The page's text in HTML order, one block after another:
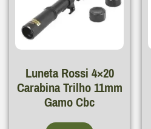
Luneta Rossi 4×20
Carabina Trilho 11mm
Gamo Cbc